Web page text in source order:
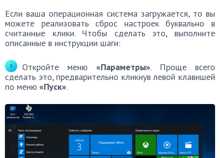
Если ваша операционная система загружается, то вы
можете реализовать сброс настроек буквально в
считанные клики. Чтобы сделать это, выполните
описанные в инструкции шаги:
Откройте меню «Параметры». Проще всего
сделать это, предварительно кликнув левой клавишей
по меню «Пуск».